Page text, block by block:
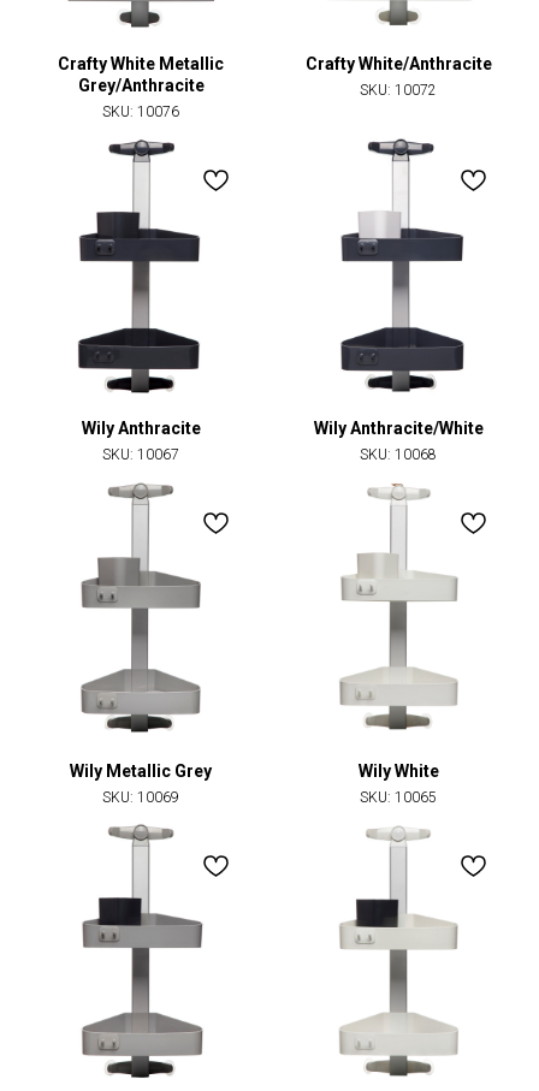
Crafty White Metallic
Grey/Anthracite
SKU: 10076
Crafty White/Anthracite
SKU: 10072
Wily Anthracite
SKU: 10067
Wily Anthracite/White
SKU: 10068
Wily Metallic Grey
SKU: 10069
Wily White
SKU: 10065